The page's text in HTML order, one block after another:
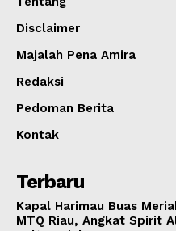
Disclaimer
Majalah Pena Amira
Redaksi
Pedoman Berita
Kontak
Terbaru
Kapal Harimau Buas
MTQ Riau, Angkat Spirit